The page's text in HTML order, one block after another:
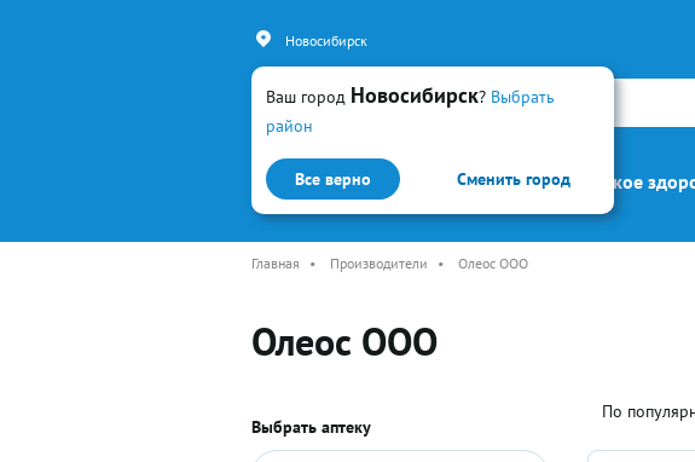
Ваш город Новосибирск? Выбрать
район
Все верно Сменить город
Новосибирск
Искать
Каталог Простуда и гриппЖенское
Главная • Производители • Олеос ООО
Олеос ООО
Выбрать аптеку
По